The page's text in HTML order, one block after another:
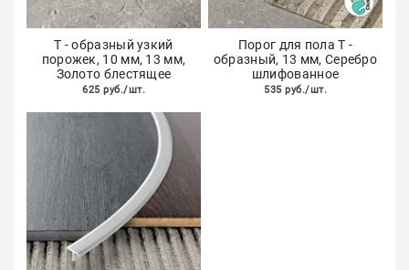
Т - образный узкий
порожек, 10 мм, 13 мм,
Золото блестящее
625 руб./шт.
Порог для пола Т -
образный, 13 мм, Серебро
шлифованное
535 руб./шт.